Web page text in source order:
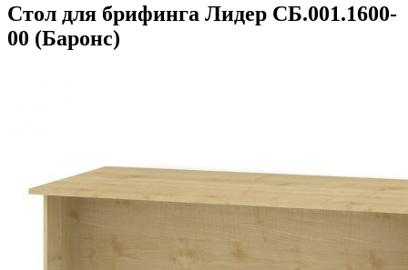
Стол для брифинга Лидер СБ.001.1600-
00 (Баронс)